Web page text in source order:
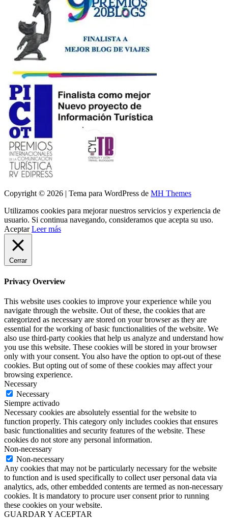
Copyright © 2026 | Tema para WordPress de MH Themes
Utilizamos cookies para mejorar nuestros servicios y experiencia de
usuario. Si continua navegando, consideramos que acepta su uso.
Aceptar Leer más
Cerrar
Privacy Overview
This website uses cookies to improve your experience while you
navigate through the website. Out of these, the cookies that are
categorized as necessary are stored on your browser as they are
essential for the working of basic functionalities of the website. We
also use third-party cookies that help us analyze and understand how
you use this website. These cookies will be stored in your browser
only with your consent. You also have the option to opt-out of these
cookies. But opting out of some of these cookies may affect your
browsing experience.
Necessary
Necessary
Siempre activado
Necessary cookies are absolutely essential for the website to
function properly. This category only includes cookies that ensures
basic functionalities and security features of the website. These
cookies do not store any personal information.
Non-necessary
Non-necessary
Any cookies that may not be particularly necessary for the website
to function and is used specifically to collect user personal data via
analytics, ads, other embedded contents are termed as non-necessary
cookies. It is mandatory to procure user consent prior to running
these cookies on your website.
GUARDAR Y ACEPTAR